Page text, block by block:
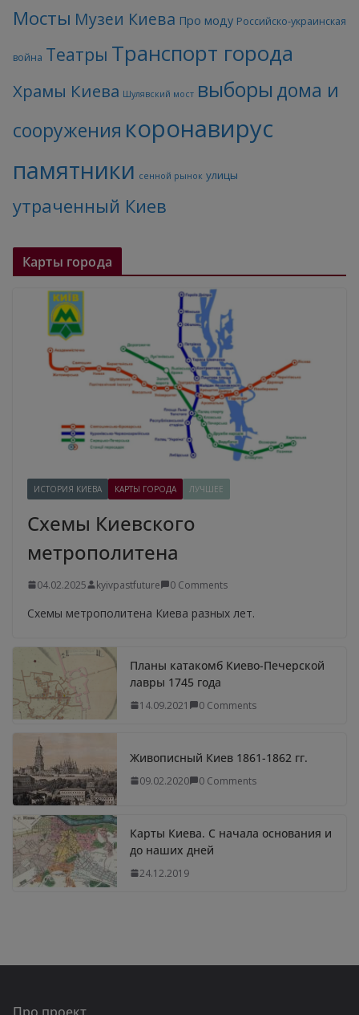
Мосты Музеи Киева Про моду Российско-украинская
война Театры Транспорт города
Храмы Киева Шулявский мост выборы дома и
сооружения коронавирус
памятники сенной рынок улицы
утраченный Киев
Карты города
ИСТОРИЯ КИЕВА КАРТЫ ГОРОДА ЛУЧШЕЕ
Схемы Киевского
метрополитена
04.02.2025 kyivpastfuture 0 Comments
Схемы метрополитена Киева разных лет.
Планы катакомб Киево-Печерской
лавры 1745 года
14.09.2021 0 Comments
Живописный Киев 1861-1862 гг.
09.02.2020 0 Comments
Карты Киева. С начала основания и
до наших дней
24.12.2019